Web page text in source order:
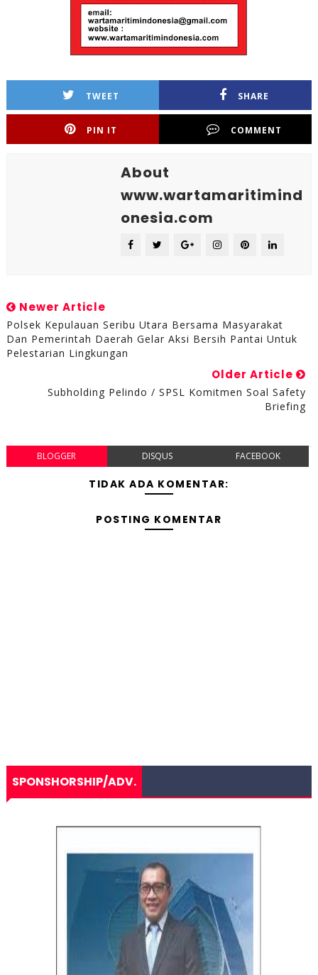
TWEET SHARE
PIN IT COMMENT
About
www.wartamaritimind
onesia.com
Newer Article
Polsek Kepulauan Seribu Utara Bersama Masyarakat
Dan Pemerintah Daerah Gelar Aksi Bersih Pantai Untuk
Pelestarian Lingkungan
Older Article
Subholding Pelindo / SPSL Komitmen Soal Safety
Briefing
BLOGGER DISQUS FACEBOOK
TIDAK ADA KOMENTAR:
POSTING KOMENTAR
SPONSHORSHIP/ADV.